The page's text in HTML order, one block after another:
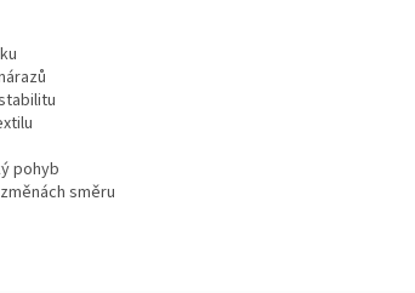
pohyb
směru